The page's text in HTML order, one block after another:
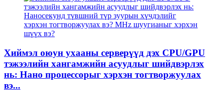
Хиймэл оюун ухааны серверүүд дэх CPU/GPU
тэжээлийн хангамжийн асуудлыг шийдвэрлэх
нь: Нано процессорыг хэрхэн тогтворжуулах
вэ...